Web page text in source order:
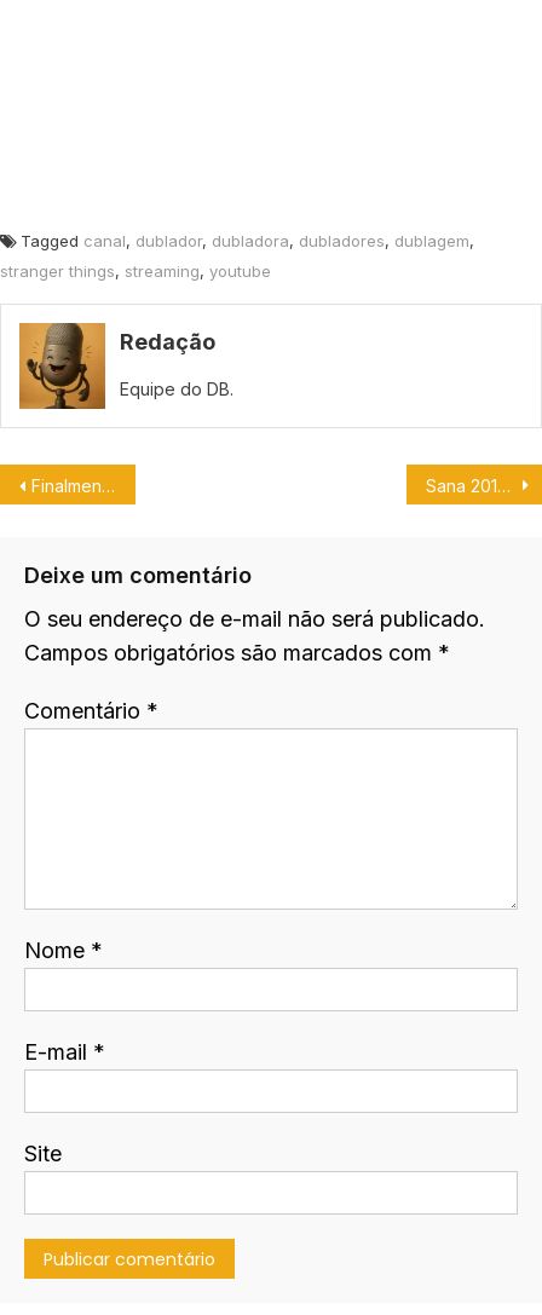
Tagged canal, dublador, dubladora, dubladores, dublagem,
stranger things, streaming, youtube
Redação
Equipe do DB.
Finalmente revelado o dublador de All Might. Sana 2019 terá a presença de grandes dubladores.
Deixe um comentário
O seu endereço de e-mail não será publicado.
Campos obrigatórios são marcados com *
Comentário *
Nome *
E-mail *
Site